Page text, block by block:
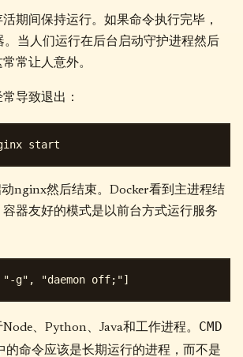
期间保持运行。如果命令执行完毕，
。当人们运行在后台启动守护进程然后
常让人意外。
导致退出：
动nginx然后结束。Docker看到主进程结
器友好的模式是以前台方式运行服务
、Python、Java和工作进程。 CMD
的命令应该是长期运行的进程，而不是